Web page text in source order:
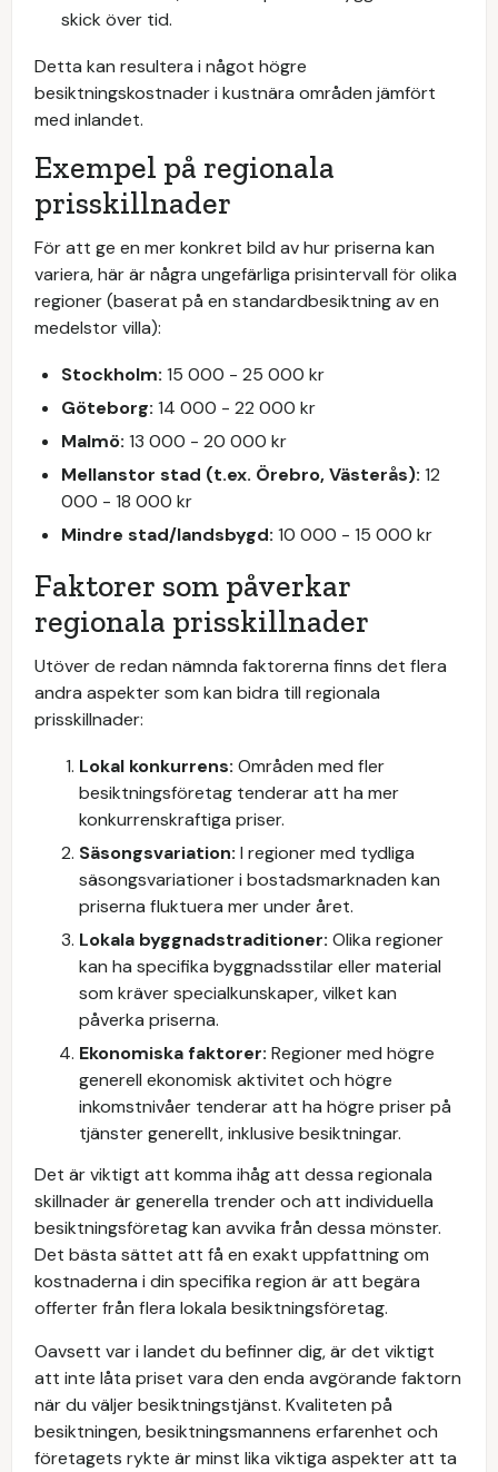
skick över tid.
Detta kan resultera i något högre
besiktningskostnader i kustnära områden jämfört
med inlandet.
Exempel på regionala
prisskillnader
För att ge en mer konkret bild av hur priserna kan
variera, här är några ungefärliga prisintervall för olika
regioner (baserat på en standardbesiktning av en
medelstor villa):
Stockholm: 15 000 - 25 000 kr
Göteborg: 14 000 - 22 000 kr
Malmö: 13 000 - 20 000 kr
Mellanstor stad (t.ex. Örebro, Västerås): 12
000 - 18 000 kr
Mindre stad/landsbygd: 10 000 - 15 000 kr
Faktorer som påverkar
regionala prisskillnader
Utöver de redan nämnda faktorerna finns det flera
andra aspekter som kan bidra till regionala
prisskillnader:
Lokal konkurrens: Områden med fler
besiktningsföretag tenderar att ha mer
konkurrenskraftiga priser.
Säsongsvariation: I regioner med tydliga
säsongsvariationer i bostadsmarknaden kan
priserna fluktuera mer under året.
Lokala byggnadstraditioner: Olika regioner
kan ha specifika byggnadsstilar eller material
som kräver specialkunskaper, vilket kan
påverka priserna.
Ekonomiska faktorer: Regioner med högre
generell ekonomisk aktivitet och högre
inkomstnivåer tenderar att ha högre priser på
tjänster generellt, inklusive besiktningar.
Det är viktigt att komma ihåg att dessa regionala
skillnader är generella trender och att individuella
besiktningsföretag kan avvika från dessa mönster.
Det bästa sättet att få en exakt uppfattning om
kostnaderna i din specifika region är att begära
offerter från flera lokala besiktningsföretag.
Oavsett var i landet du befinner dig, är det viktigt
att inte låta priset vara den enda avgörande faktorn
när du väljer besiktningstjänst. Kvaliteten på
besiktningen, besiktningsmannens erfarenhet och
företagets rykte är minst lika viktiga aspekter att ta